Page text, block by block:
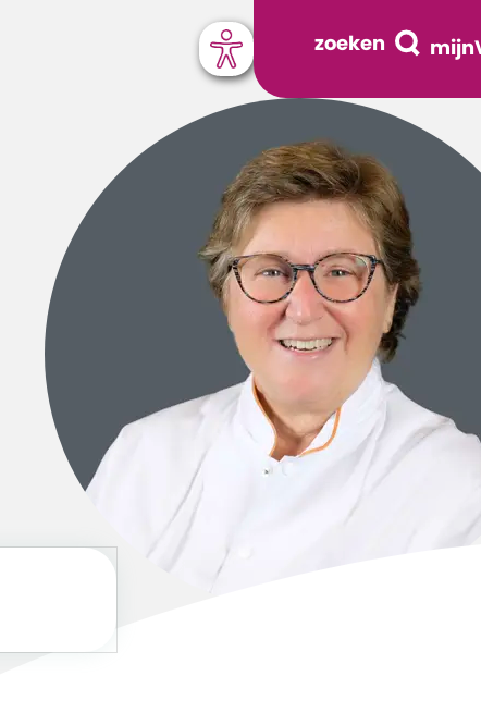
zoeken